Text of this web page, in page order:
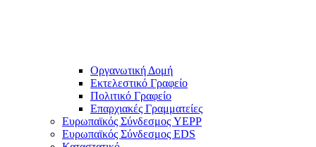
Οργανωτική Δομή
Εκτελεστικό Γραφείο
Πολιτικό Γραφείο
Επαρχιακές Γραμματείες
Ευρωπαϊκός Σύνδεσμος YEPP
Ευρωπαϊκός Σύνδεσμος EDS